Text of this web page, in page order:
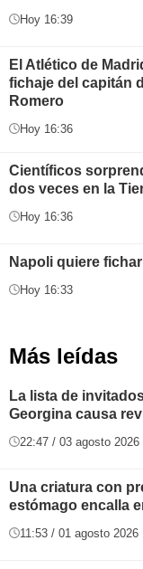
Hoy 16:39
El Atlético de
fichaje del capitán
Romero
Hoy 16:36
Científicos
dos veces en la
Hoy 16:36
Napoli quiere
Hoy 16:33
Más leídas
La lista de
Georgina causa
22:47 / 03 agosto 2026
Una criatura con
estómago encalla
11:53 / 01 agosto 2026